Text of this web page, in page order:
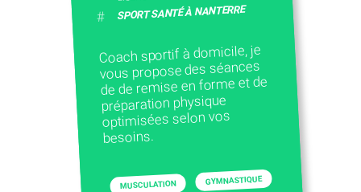
# SPORT SANTÉ À NANTERRE
Coach sportif à domicile, je
vous propose des séances
de de remise en forme et de
préparation physique
optimisées selon vos
besoins.
MUSCULATION GYMNASTIQUE